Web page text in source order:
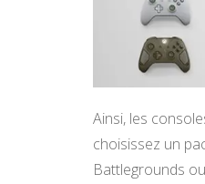
Ainsi, les
choisissez un
Battlegrounds